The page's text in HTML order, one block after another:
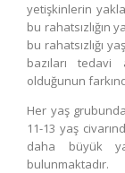
yetişkinlerin
bu rahatsızlığın
bu rahatsızlığı
bazıları tedavi
olduğunun
Her yaş
11-13 yaş
daha büyük
bulunmaktadır.